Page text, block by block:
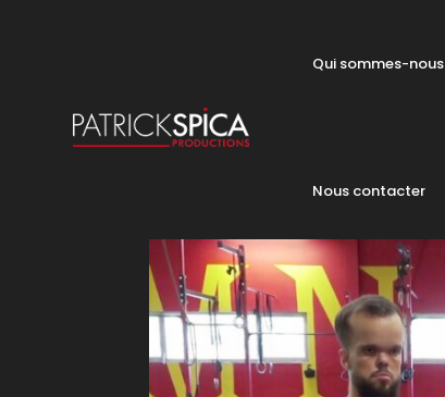
Qui sommes-nous
Nous contacter